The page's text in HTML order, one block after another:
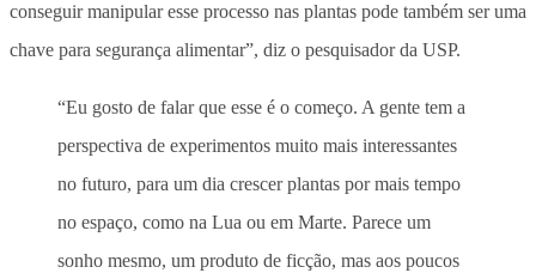
conseguir manipular esse processo nas plantas pode também ser uma
chave para segurança alimentar”, diz o pesquisador da USP.
“Eu gosto de falar que esse é o começo. A gente tem a
perspectiva de experimentos muito mais interessantes
no futuro, para um dia crescer plantas por mais tempo
no espaço, como na Lua ou em Marte. Parece um
sonho mesmo, um produto de ficção, mas aos poucos